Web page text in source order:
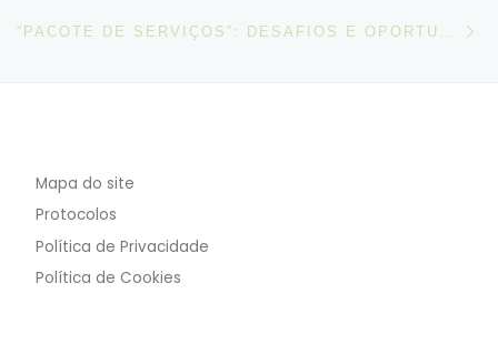
Mapa do site
Protocolos
Política de Privacidade
Política de Cookies